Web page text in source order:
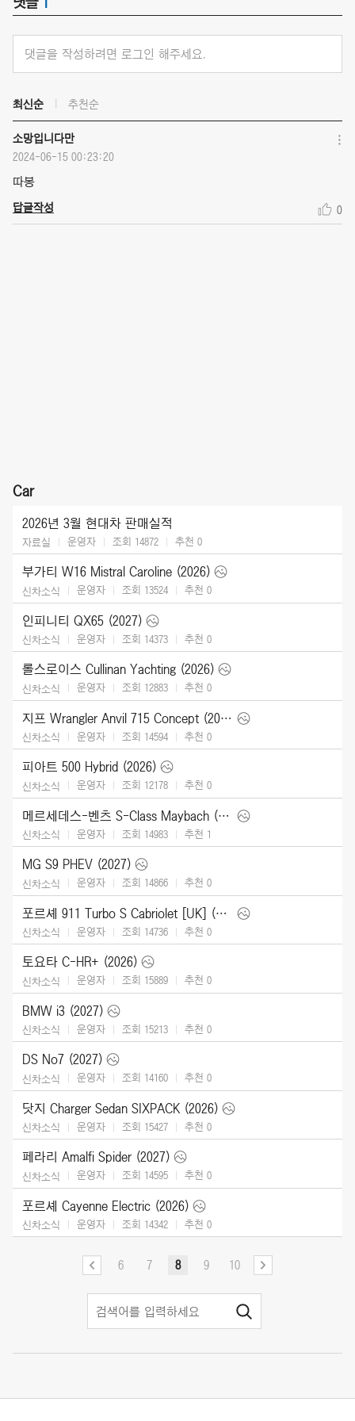
댓글을 작성하려면 로그인 해주세요.
최신순 추천순
소망입니다만
2024-06-15 00:23:20
따봉
답글작성 0
Car
2026년 3월 현대차 판매실적
자료실 운영자 조회 14872 추천 0
부가티 W16 Mistral Caroline (2026)
신차소식 운영자 조회 13524 추천 0
인피니티 QX65 (2027)
신차소식 운영자 조회 14373 추천 0
롤스로이스 Cullinan Yachting (2026)
신차소식 운영자 조회 12883 추천 0
지프 Wrangler Anvil 715 Concept (2026)
신차소식 운영자 조회 14594 추천 0
피아트 500 Hybrid (2026)
신차소식 운영자 조회 12178 추천 0
메르세데스-벤츠 S-Class Maybach (2027)
신차소식 운영자 조회 14983 추천 1
MG S9 PHEV (2027)
신차소식 운영자 조회 14866 추천 0
포르셰 911 Turbo S Cabriolet [UK] (2026)
신차소식 운영자 조회 14736 추천 0
토요타 C-HR+ (2026)
신차소식 운영자 조회 15889 추천 0
BMW i3 (2027)
신차소식 운영자 조회 15213 추천 0
DS No7 (2027)
신차소식 운영자 조회 14160 추천 0
닷지 Charger Sedan SIXPACK (2026)
신차소식 운영자 조회 15427 추천 0
페라리 Amalfi Spider (2027)
신차소식 운영자 조회 14595 추천 0
포르셰 Cayenne Electric (2026)
신차소식 운영자 조회 14342 추천 0
6 7 8 9 10